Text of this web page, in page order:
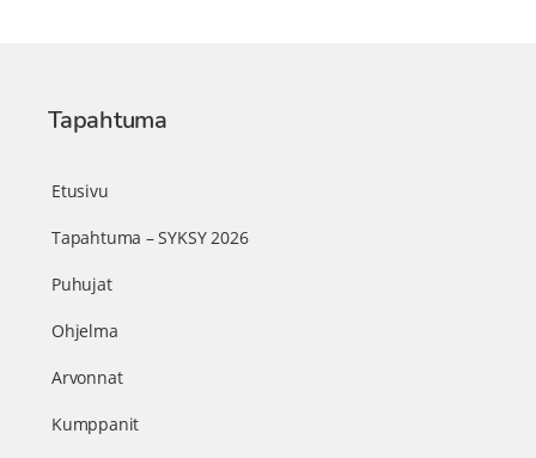
Tapahtuma
Etusivu
Tapahtuma – SYKSY 2026
Puhujat
Ohjelma
Arvonnat
Kumppanit